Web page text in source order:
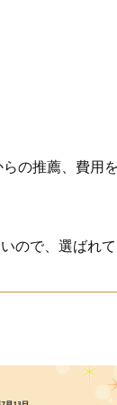
の推薦、費用
ので、選ばれ